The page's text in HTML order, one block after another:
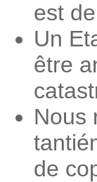
est
Un
être
Nous
de